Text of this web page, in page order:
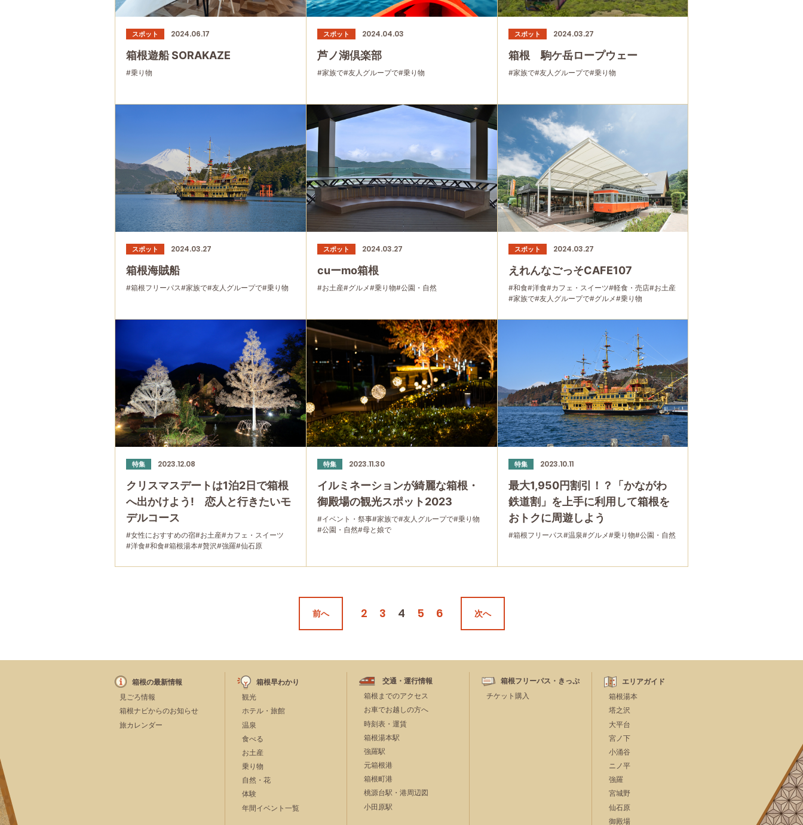
スポット 2024.06.17
箱根遊船 SORAKAZE
#乗り物
スポット 2024.04.03
芦ノ湖倶楽部
#家族で#友人グループで#乗り物
スポット 2024.03.27
箱根 駒ケ岳ロープウェー
#家族で#友人グループで#乗り物
スポット 2024.03.27
箱根海賊船
#箱根フリーパス#家族で#友人グループで#乗り物
スポット 2024.03.27
cuーmo箱根
#お土産#グルメ#乗り物#公園・自然
スポット 2024.03.27
えれんなごっそCAFE107
#和食#洋食#カフェ・スイーツ#軽食・売店#お土産
#家族で#友人グループで#グルメ#乗り物
特集 2023.12.08
クリスマスデートは1泊2日で箱根
へ出かけよう! 恋人と行きたいモ
デルコース
#女性におすすめの宿#お土産#カフェ・スイーツ
#洋食#和食#箱根湯本#贅沢#強羅#仙石原
#友人グループで#宿泊#乗り物#公園・自然
特集 2023.11.30
イルミネーションが綺麗な箱根・
御殿場の観光スポット2023
#イベント・祭事#家族で#友人グループで#乗り物
#公園・自然#母と娘で
特集 2023.10.11
最大1,950円割引！？「かながわ
鉄道割」を上手に利用して箱根を
おトクに周遊しよう
#箱根フリーパス#温泉#グルメ#乗り物#公園・自然
前へ 2 3 4 5 6 次へ
箱根の最新情報
見ごろ情報
箱根ナビからのお知らせ
旅カレンダー
箱根早わかり
観光
ホテル・旅館
温泉
食べる
お土産
乗り物
自然・花
体験
年間イベント一覧
交通・運行情報
箱根までのアクセス
お車でお越しの方へ
時刻表・運賃
箱根湯本駅
強羅駅
元箱根港
箱根町港
桃源台駅・港周辺図
小田原駅
箱根フリーパス・きっぷ
チケット購入
エリアガイド
箱根湯本
塔之沢
大平台
宮ノ下
小涌谷
ニノ平
強羅
宮城野
仙石原
御殿場